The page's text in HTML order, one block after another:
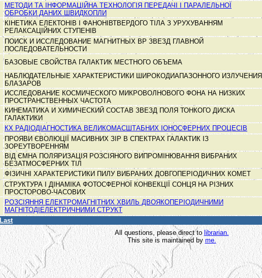
МЕТОДИ ТА ІНФОРМАЦІЙНА ТЕХНОЛОГІЯ ПЕРЕДАЧІ І ПАРАЛЕЛЬНОЇ
ОБРОБКИ ДАНИХ ШВИДКОПЛИ
КІНЕТИКА ЕЛЕКТОНІВ І ФАНОНІВТВЕРДОГО ТІЛА З УРУХУВАННЯМ
РЕЛАКСАЦІЙНИХ СТУПЕНІВ
ПОИСК И ИССЛЕДОВАНИЕ МАГНИТНЫХ ВР ЗВЕЗД ГЛАВНОЙ
ПОСЛЕДОВАТЕЛЬНОСТИ
БАЗОВЫЕ СВОЙСТВА ГАЛАКТИК МЕСТНОГО ОБЪЕМА
НАБЛЮДАТЕЛЬНЫЕ ХАРАКТЕРИСТИКИ ШИРОКОДИАПАЗОННОГО ИЗЛУЧЕНИЯ
БЛАЗАРОВ
ИССЛЕДОВАНИЕ КОСМИЧЕСКОГО МИКРОВОЛНОВОГО ФОНА НА НИЗКИХ
ПРОСТРАНСТВЕННЫХ ЧАСТОТА
КИНЕМАТИКА И ХИМИЧЕСКИЙ СОСТАВ ЗВЕЗД ПОЛЯ ТОНКОГО ДИСКА
ГАЛАКТИКИ
КХ РАДІОДІАГНОСТИКА ВЕЛИКОМАСШТАБНИХ ІОНОСФЕРНИХ ПРОЦЕСІВ
ПРОЯВИ ЄВОЛЮЦІЇ МАСИВНИХ ЗІР В СПЕКТРАХ ГАЛАКТИК ІЗ
ЗОРЕУТВОРЕННЯМ
ВІД ЄМНА ПОЛЯРИЗАЦІЯ РОЗСІЯНОГО ВИПРОМІНЮВАННЯ ВИБРАНИХ
БЕЗАТМОСФЕРНИХ ТІЛ
ФІЗИЧНІ ХАРАКТЕРИСТИКИ ПИЛУ ВИБРАНИХ ДОВГОПЕРІОДИЧНИХ КОМЕТ
СТРУКТУРА І ДІНАМІКА ФОТОСФЕРНОЇ КОНВЕКЦІЇ СОНЦЯ НА РІЗНИХ
ПРОСТОРОВО-ЧАСОВИХ
РОЗСІЯННЯ ЕЛЕКТРОМАГНІТНИХ ХВИЛЬ ДВОЯКОПЕРІОДИЧНИМИ
МАГНІТОДІЕЛЕКТРИЧНИМИ СТРУКТ
Last
All questions, please direct tolibrarian.
This site is maintained by me.